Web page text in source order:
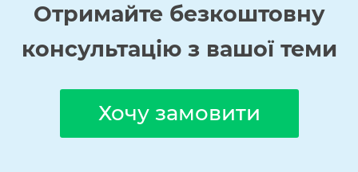
Отримайте безкоштовну
консультацію з вашої теми
Хочу замовити